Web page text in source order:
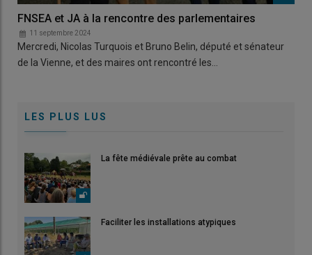
FNSEA et JA à la rencontre des parlementaires
11 septembre 2024
Mercredi, Nicolas Turquois et Bruno Belin, député et sénateur
de la Vienne, et des maires ont rencontré les…
LES PLUS LUS
La fête médiévale prête au combat
Faciliter les installations atypiques